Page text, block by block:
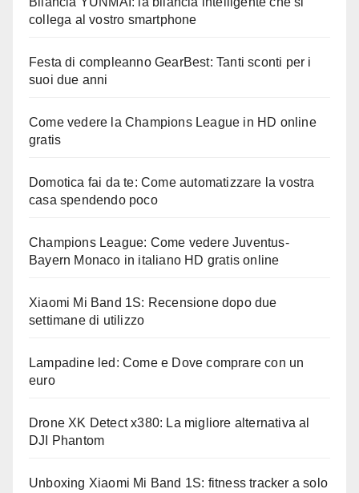
collega al vostro smartphone
Festa di compleanno GearBest: Tanti sconti per i
suoi due anni
Come vedere la Champions League in HD online
gratis
Domotica fai da te: Come automatizzare la vostra
casa spendendo poco
Champions League: Come vedere Juventus-
Bayern Monaco in italiano HD gratis online
Xiaomi Mi Band 1S: Recensione dopo due
settimane di utilizzo
Lampadine led: Come e Dove comprare con un
euro
Drone XK Detect x380: La migliore alternativa al
DJI Phantom
Unboxing Xiaomi Mi Band 1S: fitness tracker a solo